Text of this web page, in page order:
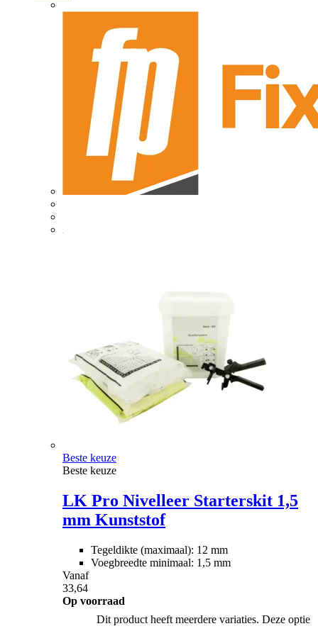
Beste keuze
Beste keuze
LK Pro Nivelleer Starterskit 1,5
mm Kunststof
Tegeldikte (maximaal): 12 mm
Voegbreedte minimaal: 1,5 mm
Vanaf
33,64
Op voorraad
Dit product heeft meerdere variaties. Deze optie